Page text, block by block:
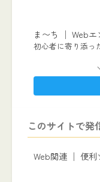
ま〜ち │ Webエ
初心者に寄り添っ
このサイトで発
Web関連 │ 便利